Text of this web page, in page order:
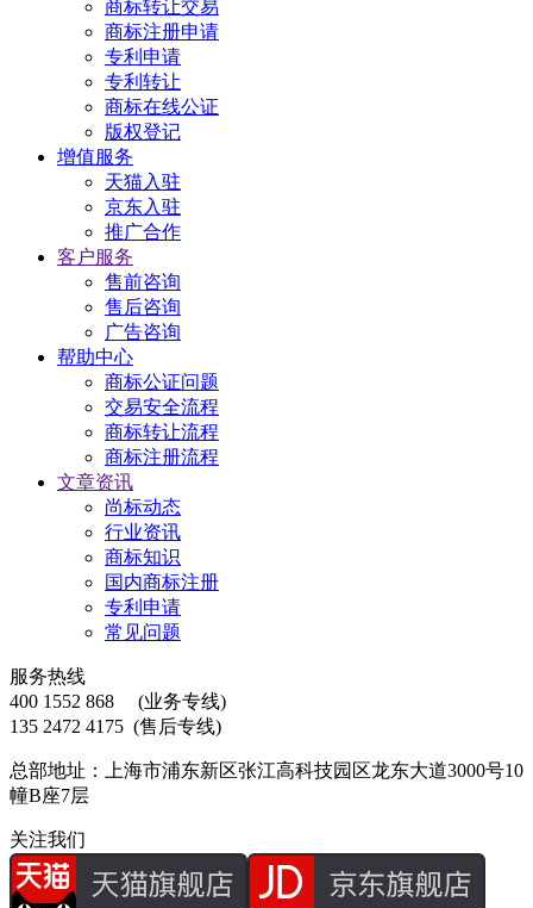
商标转让交易
商标注册申请
专利申请
专利转让
商标在线公证
版权登记
增值服务
天猫入驻
京东入驻
推广合作
客户服务
售前咨询
售后咨询
广告咨询
帮助中心
商标公证问题
交易安全流程
商标转让流程
商标注册流程
文章资讯
尚标动态
行业资讯
商标知识
国内商标注册
专利申请
常见问题
服务热线
400 1552 868
(业务专线)
135 2472 4175 (售后专线)
总部地址：上海市浦东新区张江高科技园区龙东大道3000号10
幢B座7层
关注我们